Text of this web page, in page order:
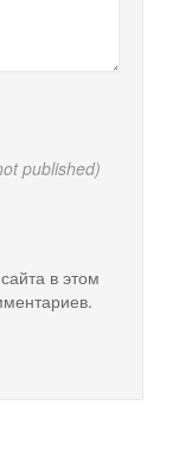
published)
в этом